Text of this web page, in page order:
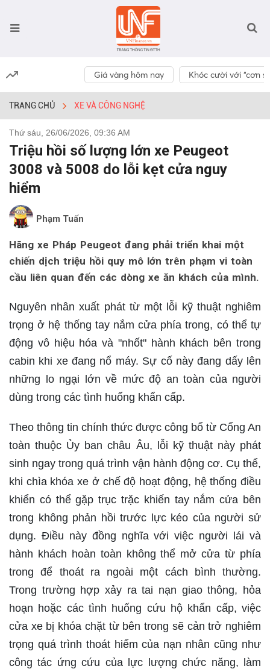
Giá vàng hôm nay Khóc cười với “cơn
TRANG CHỦ XE VÀ CÔNG NGHỆ
Thứ sáu, 26/06/2026, 09:36 AM
Triệu hồi số lượng lớn xe Peugeot
3008 và 5008 do lỗi kẹt cửa nguy
hiểm
Phạm Tuấn
Hãng xe Pháp Peugeot đang phải triển khai một
chiến dịch triệu hồi quy mô lớn trên phạm vi toàn
cầu liên quan đến các dòng xe ăn khách của mình.
Nguyên nhân xuất phát từ một lỗi kỹ thuật nghiêm
trọng ở hệ thống tay nắm cửa phía trong, có thể tự
động vô hiệu hóa và "nhốt" hành khách bên trong
cabin khi xe đang nổ máy. Sự cố này đang dấy lên
những lo ngại lớn về mức độ an toàn của người
dùng trong các tình huống khẩn cấp.
Theo thông tin chính thức được công bố từ Cổng An
toàn thuộc Ủy ban châu Âu, lỗi kỹ thuật này phát
sinh ngay trong quá trình vận hành động cơ. Cụ thể,
khi chìa khóa xe ở chế độ hoạt động, hệ thống điều
khiển có thể gặp trục trặc khiến tay nắm cửa bên
trong không phản hồi trước lực kéo của người sử
dụng. Điều này đồng nghĩa với việc người lái và
hành khách hoàn toàn không thể mở cửa từ phía
trong để thoát ra ngoài một cách bình thường.
Trong trường hợp xảy ra tai nạn giao thông, hỏa
hoạn hoặc các tình huống cứu hộ khẩn cấp, việc
cửa xe bị khóa chặt từ bên trong sẽ cản trở nghiêm
trọng quá trình thoát hiểm của nạn nhân cũng như
công tác ứng cứu của lực lượng chức năng, làm